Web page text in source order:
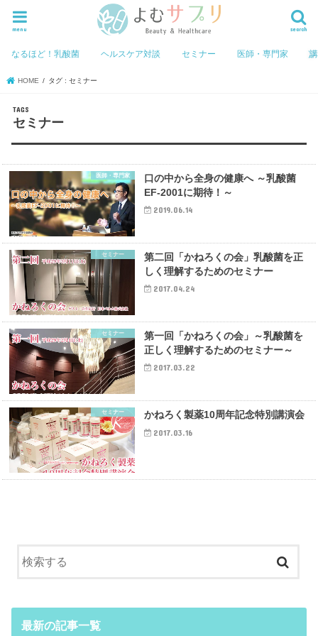
search
menu
なるほど！乳酸菌 ヘルスケア対談 セミナー 医師・専門家
HOME タグ : セミナー
セミナー
医師・専門家
口の中から全身の健康へ ～乳酸菌
EF-2001に期待！～
2019.06.14
セミナー
第二回「かねろくの会」乳酸菌を正
しく理解するためのセミナー
2017.04.24
セミナー
第一回「かねろくの会」～乳酸菌を
正しく理解するためのセミナー～
2017.03.22
セミナー かねろく製薬10周年記念特別講演会
2017.03.16
最新の記事一覧